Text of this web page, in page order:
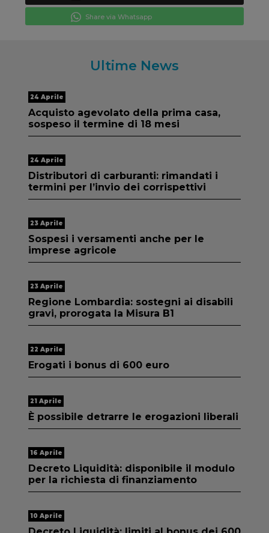
Share via Whatsapp
Ultime News
24 Aprile
Acquisto agevolato della prima casa,
sospeso il termine di 18 mesi
24 Aprile
Distributori di carburanti: rimandati i
termini per l’invio dei corrispettivi
23 Aprile
Sospesi i versamenti anche per le
imprese agricole
23 Aprile
Regione Lombardia: sostegni ai disabili
gravi, prorogata la Misura B1
22 Aprile
Erogati i bonus di 600 euro
21 Aprile
È possibile detrarre le erogazioni liberali
16 Aprile
Decreto Liquidità: disponibile il modulo
per la richiesta di finanziamento
10 Aprile